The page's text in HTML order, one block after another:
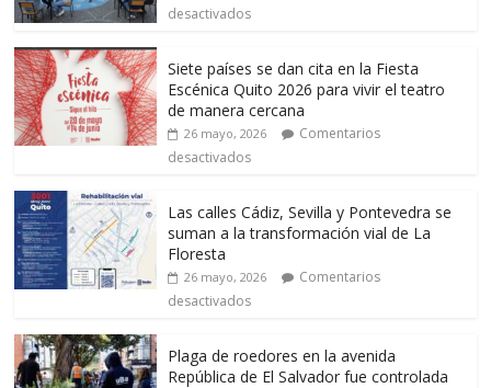
desactivados
Siete países se dan cita en la Fiesta
Escénica Quito 2026 para vivir el teatro
de manera cercana
26 mayo, 2026
Comentarios
desactivados
Las calles Cádiz, Sevilla y Pontevedra se
suman a la transformación vial de La
Floresta
26 mayo, 2026
Comentarios
desactivados
Plaga de roedores en la avenida
República de El Salvador fue controlada